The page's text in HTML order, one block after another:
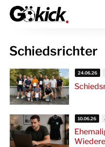
Schiedsrichter
24.06.26
10.06.26